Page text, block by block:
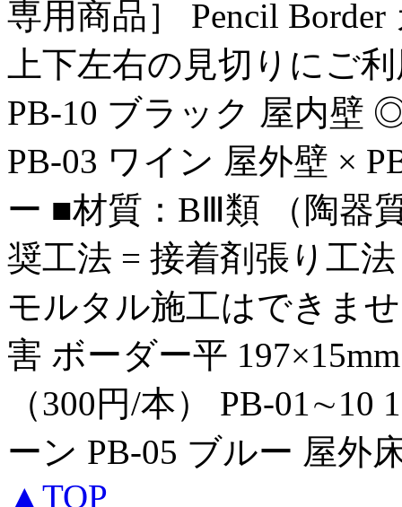
専用商品］ Pencil
上下左右の見切りにご
PB-10 ブラック 屋内壁
PB-03 ワイン 屋外壁 ×
ー ■材質：BⅢ類 （陶器
奨工法 = 接着剤張り工
モルタル施工はできま
害 ボーダー平
（300円/本） PB-01∼10
ーン PB-05 ブルー 屋外
▲TOP